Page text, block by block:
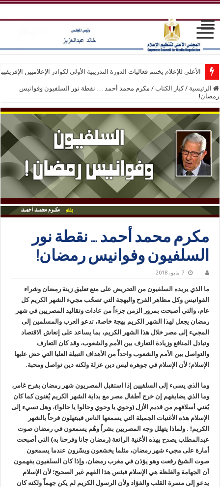
الأعلى للإعلام يختتم فعاليات الدورة التدريبية الأولى لكوادر الإعلاميين
الرئيسية / كبار الكتاب / مكرم محمد أحمد … نقطة نور السلفيون وفوانيس
رمضان!
مكرم محمد أحمد … نقطة نور
السلفيون وفوانيس رمضان!
7 مايو، 2018
ما الذي يريده السلفيون من التحريض على منع تعليق زينة رمضان وشراء
الفوانيس وكل مظاهر الفرح والبهجة التي تصحُب مجيء الشهر الكريم كل
عام، والتي أصبحت بمرور الزمن جزءاً من عادات وتقاليد المصريين في شهر
رمضان يجعل لهذا الشهر الكريم بهجة خاصة، تدعو العرب والمسلمين إلى
المجيء إلى مصر خلال هذا الشهر الكريم، بما يساعد على إنعاش الاقتصاد
وتبادل المنافع وزيادة التعارف بين الأمم والشعوب، وقد كان التعارف
والتواصل بين الأمم والشعوب واحداً من الأهداف النبيلة العليا التي حض عليها
الإسلام؛ لأن الإسلام في جوهره ليس دين عزلة ولكنه دين تواصل ومحبة.
وما الذي يسىء إلى السلفيين إذا استقبل المصريون شهر رمضان بفرح غامر،
وما الذي يضايقهم إن خرج أطفال مصر مع بداية الشهر الكريم يُغنون كما كان
يُغني أسلافهم من قديم الأزل (وحوي يا وحوي وحالوا يا حالوا)، وهل تسيء إلى
الإسلام هذه الأغنيات الجميلة التي يسمعها الناس فيبتهلون فرحاً بالشهر
الكريم! . ولماذا يتهلل وجه المصريين بشراً وهُم يسمعون في رمضان صوت
عبدالمطلب يصدح بهذه الأغنية الرائعة (رمضان جانا وفرحنا به) التي أصبحت
أمارة على مجيء شهر رمضان، مثلما يخشعون ويسّرون عندما يسمعون
صوت الشيخ رفعت وهو يؤذن في مغرب رمضان، وإذا كان السلفيون يفهمون
أن الجهامة والغلظة هي الإسلام فبئس هذا الفهم غير الصحيح؛ لأن الإسلام
يدعو إلى مسرة القلب والفؤاد ولأن الرسول الكريم لم يكن جهماً ولكنه كان